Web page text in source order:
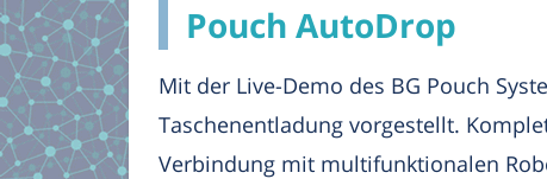
Pouch AutoDrop
Mit der Live-Demo des BG Pouch
Taschenentladung vorgestellt.
Verbindung mit multifunktionalen